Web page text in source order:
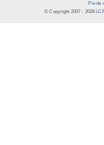
Pie de
© Copyright 2007 - 2026